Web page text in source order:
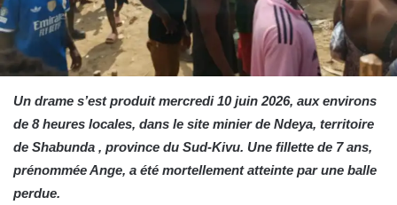
Un drame s’est produit mercredi 10 juin 2026, aux environs
de 8 heures locales, dans le site minier de Ndeya, territoire
de Shabunda , province du Sud-Kivu. Une fillette de 7 ans,
prénommée Ange, a été mortellement atteinte par une balle
perdue.